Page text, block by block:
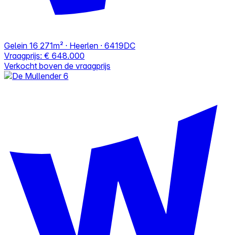
Gelein 16 271m² · Heerlen · 6419DC
Vraagprijs: € 648.000
Verkocht boven de vraagprijs